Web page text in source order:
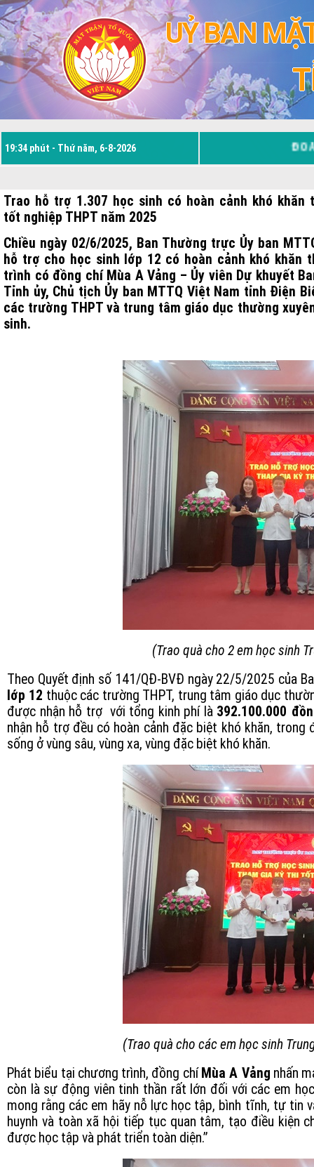
UỶ BAN
19:34 phút - Thứ năm, 6-8-2026
Trao hỗ trợ 1.307 học sinh có hoàn cảnh khó khăn
tốt nghiệp THPT năm 2025
Chiều ngày 02/6/2025, Ban Thường trực Ủy ban
hỗ trợ cho học sinh lớp 12 có hoàn cảnh khó khăn
trình có đồng chí Mùa A Vảng – Ủy viên Dự khuyết
Tỉnh ủy, Chủ tịch Ủy ban MTTQ Việt Nam tỉnh Điện
các trường THPT và trung tâm giáo dục thường
sinh.
(Trao quà cho 2 em học sinh
Theo Quyết định số 141/QĐ-BVĐ ngày 22/5/2025 của
lớp 12 thuộc các trường THPT, trung tâm giáo dục
được nhận hỗ trợ với tổng kinh phí là 392.100.000
nhận hỗ trợ đều có hoàn cảnh đặc biệt khó khăn,
sống ở vùng sâu, vùng xa, vùng đặc biệt khó khăn.
(Trao quà cho các em học sinh
Phát biểu tại chương trình, đồng chí Mùa A Vảng nhấn
còn là sự động viên tinh thần rất lớn đối với các em
mong rằng các em hãy nỗ lực học tập, bình tĩnh, tự tin
huynh và toàn xã hội tiếp tục quan tâm, tạo điều kiện
được học tập và phát triển toàn diện.”